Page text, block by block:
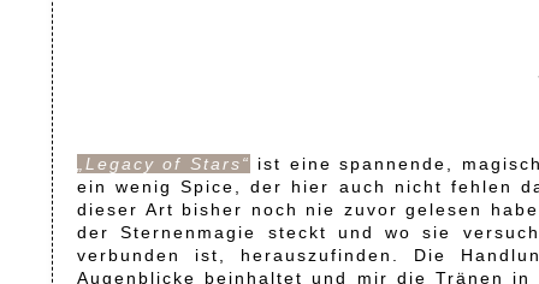
„Legacy of Stars“ ist eine spannende,
ein wenig Spice, der hier auch nicht fehlen
dieser Art bisher noch nie zuvor gelesen
der Sternenmagie steckt und wo sie
verbunden ist, herauszufinden. Die
Augenblicke beinhaltet und mir die Tränen